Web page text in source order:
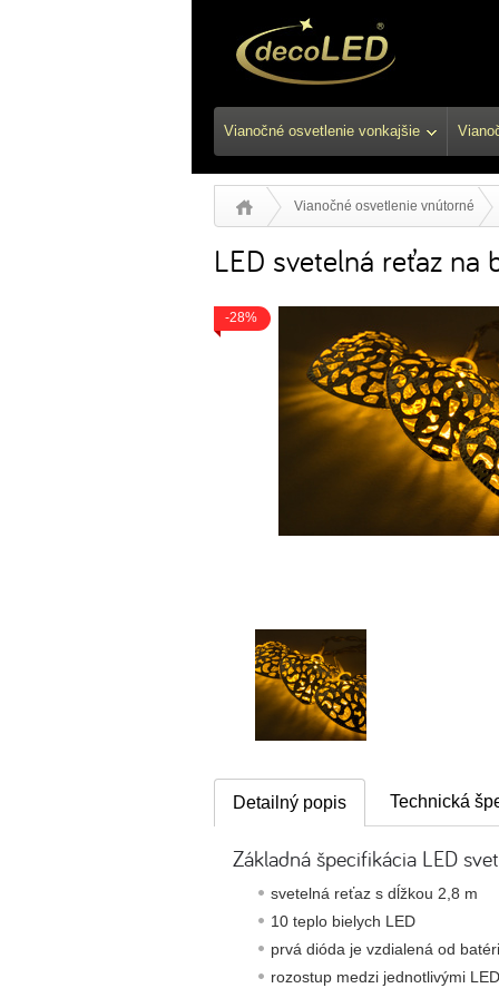
Vianočné osvetlenie vonkajšie
Vianočné osvetlenie vnútorné
LED svetelná reťaz na
-28%
Detailný popis Technická
Základná špecifikácia LED
svetelná reťaz s dĺžkou 2,8 m
10 teplo bielych LED
prvá dióda je vzdialená od
rozostup medzi jednotlivými